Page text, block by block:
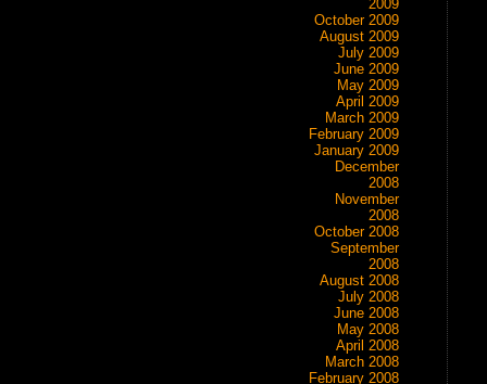
2009
October 2009
August 2009
July 2009
June 2009
May 2009
April 2009
March 2009
February 2009
January 2009
December
2008
November
2008
October 2008
September
2008
August 2008
July 2008
June 2008
May 2008
April 2008
March 2008
February 2008